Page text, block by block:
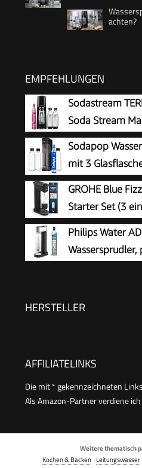
achten?
EMPFEHLUNGEN
Sodastream
Soda Stream
Connect 60L
3x 1L
Sprudlerflaschen, Höhe
Sodapop
mit 3
600 ml) und 1
Schwarz, Höhe 42,6 cm
GROHE Blue
Starter Set (3
Stufen, ohne
Wasserflasche +
31943K00
Philips Water
Wassersprudler,
HERSTELLER
AFFILIATELINKS
Die mit * gekennzeichneten
Als Amazon-Partner verdiene
Weitere thematisch
Kochen & Backen·Leitungswasser